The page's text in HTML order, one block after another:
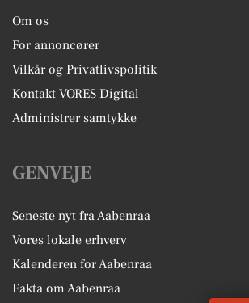
Om os
For annoncører
Vilkår og Privatlivspolitik
Kontakt VORES Digital
Administrer samtykke
GENVEJE
Seneste nyt fra Aabenraa
Vores lokale erhverv
Kalenderen for Aabenraa
Fakta om Aabenraa